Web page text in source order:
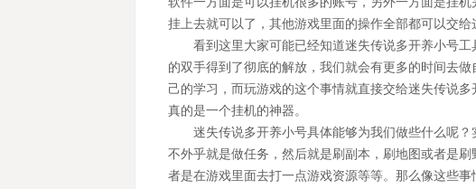
挂上去就可以了，其他游戏里面的操作全部都可以交给
看到这里大家可能已经知道迷失传说多开养小号
的双手得到了彻底的解放，我们就会有更多的时间去
己的学习，而玩游戏的这个事情就直接交给迷失传说
真的是一个挂机的神器。
迷失传说多开养小号具体能够为我们做些什么呢
不外乎就是做任务，然后就是刷副本，刷地图或者是
者是在游戏里面去打一点游戏资源等等。那么像这些